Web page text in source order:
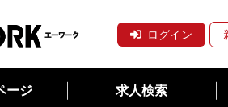
ログイン
ージ 求人検索